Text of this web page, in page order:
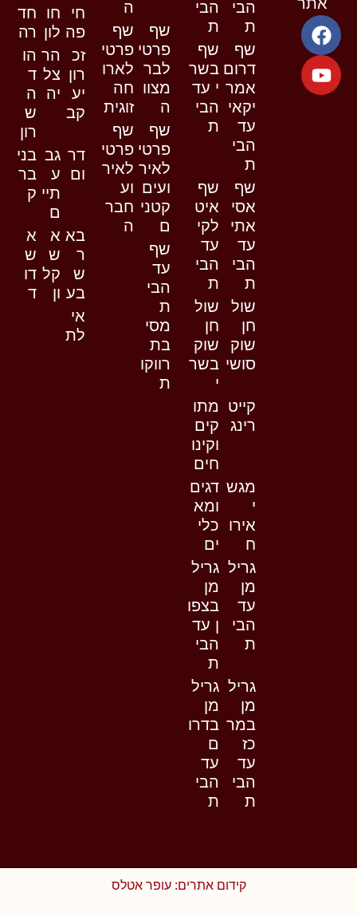
הבי
ת
הבי
ת
שף
דרום
אמר
יקאי
עד
הבי
ת
שף
בשר
י עד
הבי
ת
שף
אסי
אתי
עד
הבי
ת
שף
איט
לקי
עד
הבי
ת
שול
חן
שוק
סושי
שול
חן
שוק
בשר
י
קייט
רינג
מתו
קים
וקינו
חים
מגש
י
אירו
ח
דגים
ומא
כלי
ים
גריל
מן
עד
הבי
ת
גריל
מן
בצפו
ן עד
הבי
ת
גריל
מן
במר
כז
עד
הבי
ת
גריל
מן
בדרו
ם
עד
הבי
ת
ה
שף
פרטי
לבר
מצוו
ה
שף
פרטי
לארו
חה
זוגית
שף
פרטי
לאיר
ועים
קטני
ם
שף
פרטי
לאיר
וע
חבר
ה
שף
עד
הבי
ת
מסי
בת
רווקו
ת
חי
פה
חו
לון
חד
רה
זכ
רון
יע
קב
הר
צל
יה
הו
ד
ה
ש
רון
דר
ום
גב
ע
תיי
ם
בני
בר
ק
בא
ר
ש
בע
א
ש
קל
ון
א
ש
דו
ד
אי
לת
קידום אתרים: עופר אטלס